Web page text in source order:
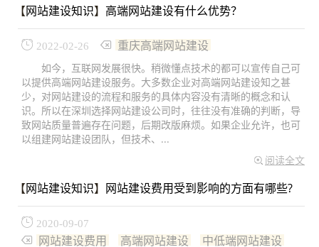
【网站建设知识】 高端网站建设有什么优势？
2022-02-26 重庆高端网站建设
如今，互联网发展很快。稍微懂点技术的都可以宣传自己可
以提供高端网站建设服务。大多数企业对高端网站建设知之甚
少，对网站建设的流程和服务的具体内容没有清晰的概念和认
识。所以在深圳选择网站建设公司时，往往没有准确的判断，导
致网站质量普遍存在问题，后期改版麻烦。如果企业允许，也可
以组建网站建设团队，但技术、...
阅读全文
【网站建设知识】 网站建设费用受到影响的方面有哪些?
2020-09-07
网站建设费用 高端网站建设 中低端网站建设